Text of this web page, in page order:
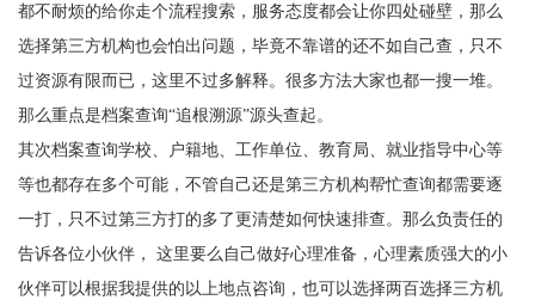
都不耐烦的给你走个流程搜索，服务态度都会让你四处碰壁，那么
选择第三方机构也会怕出问题，毕竟不靠谱的还不如自己查，只不
过资源有限而已，这里不过多解释。很多方法大家也都一搜一堆。
那么重点是档案查询“追根溯源”源头查起。
其次档案查询学校、户籍地、工作单位、教育局、就业指导中心等
等也都存在多个可能，不管自己还是第三方机构帮忙查询都需要逐
一打，只不过第三方打的多了更清楚如何快速排查。那么负责任的
告诉各位小伙伴，
这里要么自己做好心理准备，心理素质强大的小
伙伴可以根据我提供的以上地点咨询，也可以选择两百选择三方机